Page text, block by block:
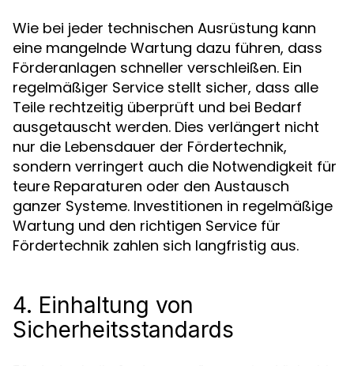
Wie bei jeder technischen Ausrüstung kann
eine mangelnde Wartung dazu führen, dass
Förderanlagen schneller verschleißen. Ein
regelmäßiger Service stellt sicher, dass alle
Teile rechtzeitig überprüft und bei Bedarf
ausgetauscht werden. Dies verlängert nicht
nur die Lebensdauer der Fördertechnik,
sondern verringert auch die Notwendigkeit für
teure Reparaturen oder den Austausch
ganzer Systeme. Investitionen in regelmäßige
Wartung und den richtigen Service für
Fördertechnik zahlen sich langfristig aus.
4. Einhaltung von
Sicherheitsstandards